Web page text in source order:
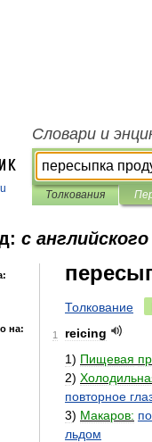
Словари и
Толкования
с
на:
Толкование
1
reicing
1) Пищевая
2)
повторное
3) Макаров:
льдом